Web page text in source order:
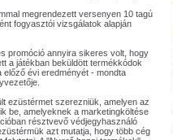
megrendezett versenyen 10 tagú
fogyasztói vizsgálatok alapján
promóció annyira sikeres volt, hogy
a játékban beküldött termékkódok
évi eredményét - mondta
ezüstérmet szerezniük, amelyen az
be, amelyeknek a marketingköltése
résztvevő védjegyhasználó
azt mutatja, hogy több cég